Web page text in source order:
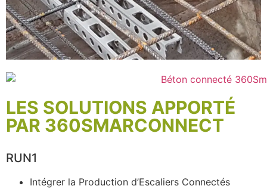
LES SOLUTIONS APPORTÉ
PAR 360SMARCONNECT
RUN1
Intégrer la Production d’Escaliers Connectés